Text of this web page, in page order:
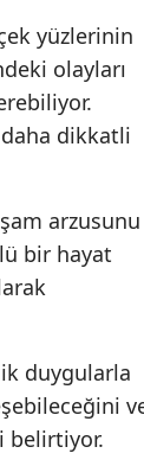
yüzlerinin
olayları
dikkatli
arzusunu
bir hayat
duygularla
belirtiyor.